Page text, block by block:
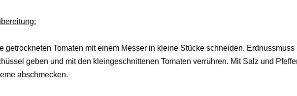
getrockneten Tomaten mit einem Messer in kleine Stücke schneiden. Erdnussmuss
geben und mit den kleingeschnittenen Tomaten verrühren. Mit Salz und
abschmecken.